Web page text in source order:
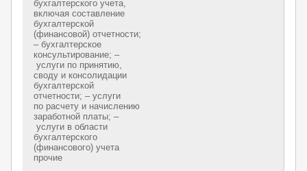
бухгалтерского учета,
включая составление
бухгалтерской
(финансовой) отчетности;
– бухгалтерское
консультирование; –
услуги по принятию,
своду и консолидации
бухгалтерской
отчетности; – услуги
по расчету и начислению
заработной платы; –
услуги в области
бухгалтерского
(финансового) учета
прочие